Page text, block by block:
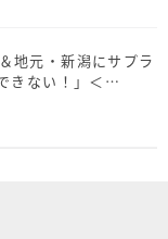
地元・新潟にサプラ
きない！」＜
新潟 2026＞